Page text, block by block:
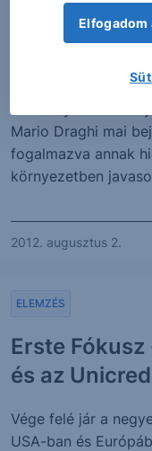
Erste
A Commerzbank
Mario Draghi mai
fogalmazva annak
környezetben
2012. augusztus 2.
Erste
és az
ELEMZÉS
Vége felé jár a
USA-ban és